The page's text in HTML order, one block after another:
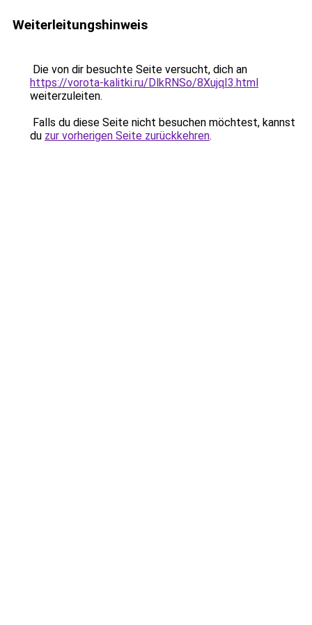
Weiterleitungshinweis
Die von dir besuchte Seite versucht, dich an
https://vorota-kalitki.ru/DlkRNSo/8XujqI3.html
weiterzuleiten.
Falls du diese Seite nicht besuchen möchtest, kannst
du zur vorherigen Seite zurückkehren.